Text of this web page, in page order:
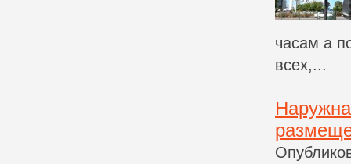
часам а
всех,...